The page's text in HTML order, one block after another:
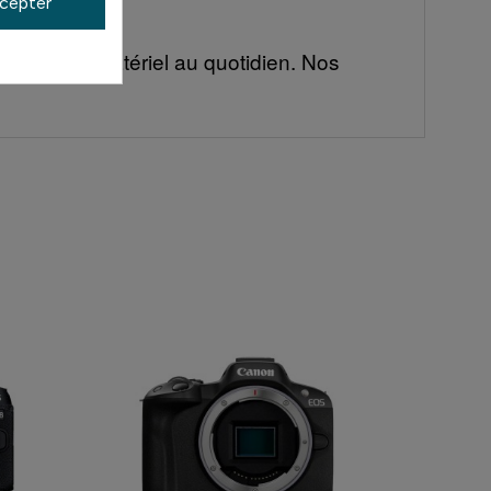
ce matériel au quotidien. Nos